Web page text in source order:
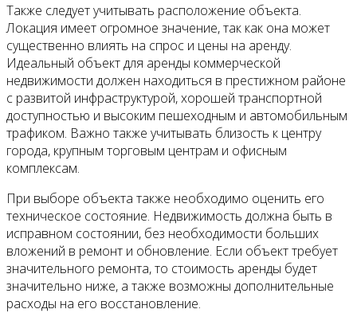
Также следует учитывать расположение объекта.
Локация имеет огромное значение, так как она может
существенно влиять на спрос и цены на аренду.
Идеальный объект для аренды коммерческой
недвижимости должен находиться в престижном районе
с развитой инфраструктурой, хорошей транспортной
доступностью и высоким пешеходным и автомобильным
трафиком. Важно также учитывать близость к центру
города, крупным торговым центрам и офисным
комплексам.
При выборе объекта также необходимо оценить его
техническое состояние. Недвижимость должна быть в
исправном состоянии, без необходимости больших
вложений в ремонт и обновление. Если объект требует
значительного ремонта, то стоимость аренды будет
значительно ниже, а также возможны дополнительные
расходы на его восстановление.